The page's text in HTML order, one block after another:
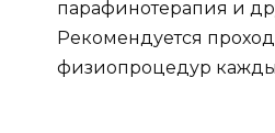
парафинотерапия и
Рекомендуется
физиопроцедур